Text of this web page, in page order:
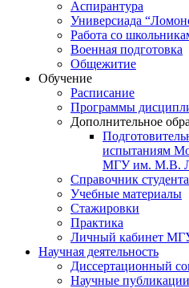
Аспирантура
Универсиада
Работа со
Военная подготовка
Общежитие
Обучение
Расписание
Программы
Дополнительное
испытаниям
МГУ им. М.В.
Справочник студента
Учебные материалы
Стажировки
Практика
Личный кабинет
Научная деятельность
Диссертационный
Научные публикации